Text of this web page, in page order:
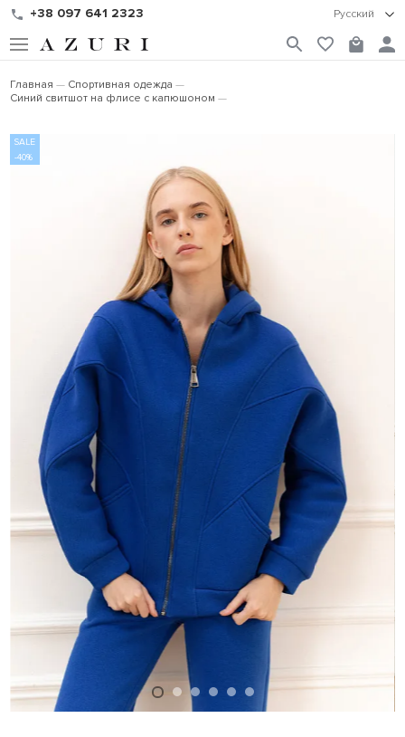
+38 097 641 2323 Русский
Главная
Спортивная одежда
Синий свитшот на флисе с капюшоном